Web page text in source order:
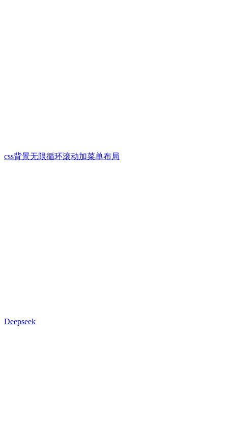
css背景无限循环滚动加菜单布局
Deepseek